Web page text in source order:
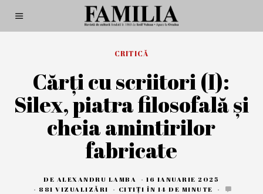
CRITICĂ
Cărți cu scriitori (I):
Silex, piatra filosofală și
cheia amintirilor
fabricate
DE ALEXANDRU LAMBA 16 IANUARIE 2025
881 VIZUALIZĂRI CITIȚI ÎN 14 DE MINUTE